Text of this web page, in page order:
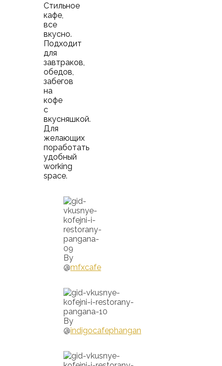
Стильное
кафе,
все
вкусно.
Подходит
для
завтраков,
обедов,
забегов
на
кофе
с
вкусняшкой.
Для
желающих
поработать
удобный
working
space.
By
@mfxcafe
By
@indigocafephangan